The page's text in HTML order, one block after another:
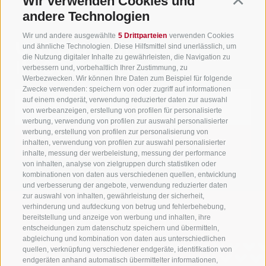
andere Technologien
Wir und andere ausgewählte 5 Drittparteien verwenden Cookies
und ähnliche Technologien. Diese Hilfsmittel sind unerlässlich, um
die Nutzung digitaler Inhalte zu gewährleisten, die Navigation zu
verbessern und, vorbehaltlich Ihrer Zustimmung, zu
Werbezwecken. Wir können Ihre Daten zum Beispiel für folgende
Zwecke verwenden: speichern von oder zugriff auf informationen
auf einem endgerät, verwendung reduzierter daten zur auswahl
von werbeanzeigen, erstellung von profilen für personalisierte
werbung, verwendung von profilen zur auswahl personalisierter
werbung, erstellung von profilen zur personalisierung von
inhalten, verwendung von profilen zur auswahl personalisierter
inhalte, messung der werbeleistung, messung der performance
von inhalten, analyse von zielgruppen durch statistiken oder
kombinationen von daten aus verschiedenen quellen, entwicklung
und verbesserung der angebote, verwendung reduzierter daten
zur auswahl von inhalten, gewährleistung der sicherheit,
verhinderung und aufdeckung von betrug und fehlerbehebung,
bereitstellung und anzeige von werbung und inhalten, ihre
entscheidungen zum datenschutz speichern und übermitteln,
abgleichung und kombination von daten aus unterschiedlichen
quellen, verknüpfung verschiedener endgeräte, identifikation von
endgeräten anhand automatisch übermittelter informationen,
UNTERKÜNFTE
IM GSIESERTAL
SUCHE STARTEN